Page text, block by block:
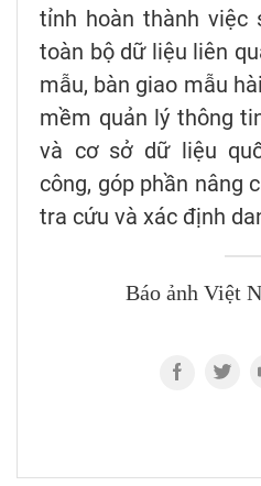
tỉnh hoàn thành việc
toàn bộ dữ liệu liên
mẫu, bàn giao mẫu
mềm quản lý thông
và cơ sở dữ liệu
công, góp phần nâng
tra cứu và xác định
Báo ảnh Việt